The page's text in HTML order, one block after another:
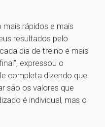
mais rápidos e mais
resultados pelo
dia de treino é mais
expressou o
completa dizendo que
são os valores que
é individual, mas o